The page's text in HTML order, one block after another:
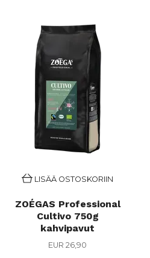
LISÄÄ OSTOSKORIIN
ZOÉGAS Professional
Cultivo 750g
kahvipavut
EUR 26,90